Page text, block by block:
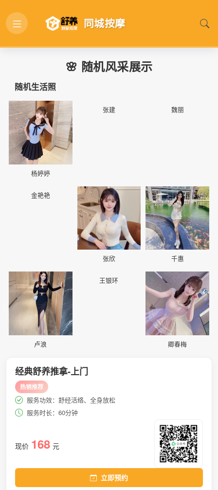
同城按摩
🌸 随机风采展示
随机生活照
📷
杨婷婷
张建 魏丽
金艳艳 📷
张欣
📷
千惠
📷
卢浪
王银环 📷
卿春梅
经典舒养推拿-上门
热销推荐
服务功效：舒经活络、全身放松
服务时长：60分钟
现价 168 元
立即预约